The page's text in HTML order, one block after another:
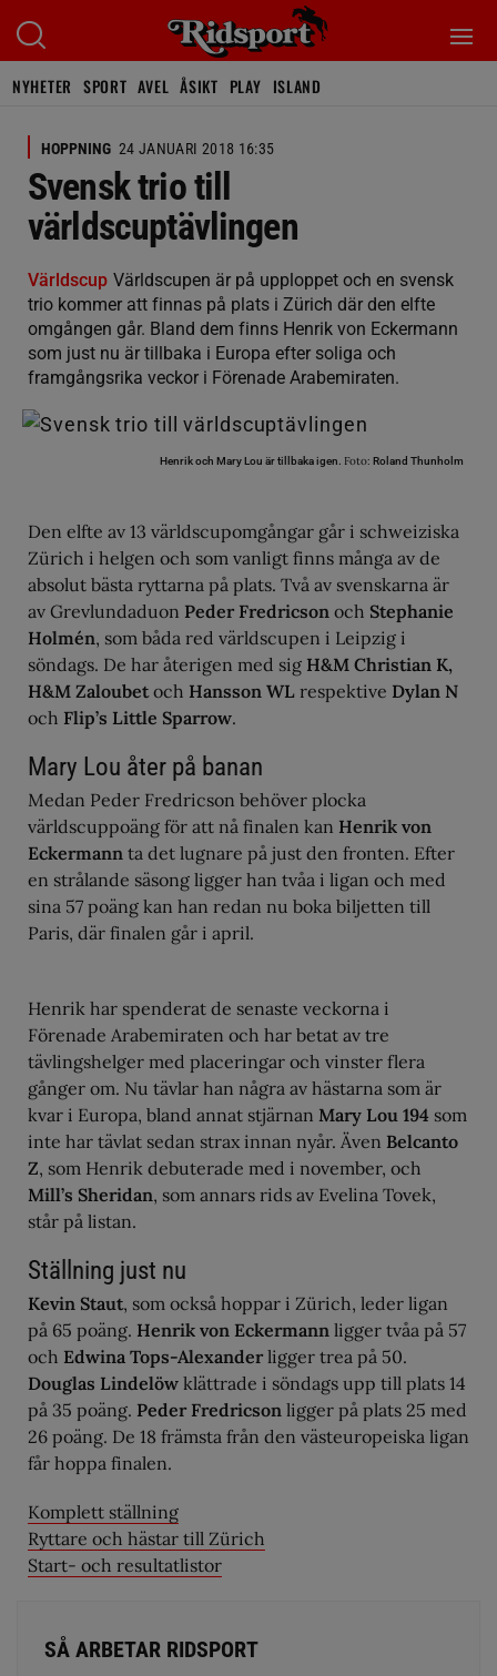
NYHETER SPORT AVEL ÅSIKT PLAY ISLAND
HOPPNING 24 JANUARI 2018 16:35
Svensk trio till
världscuptävlingen
Världscup Världscupen är på upploppet och en svensk
trio kommer att finnas på plats i Zürich där den elfte
omgången går. Bland dem finns Henrik von Eckermann
som just nu är tillbaka i Europa efter soliga och
framgångsrika veckor i Förenade Arabemiraten.
Henrik och Mary Lou är tillbaka igen. Foto: Roland Thunholm
Den elfte av 13 världscupomgångar går i schweiziska
Zürich i helgen och som vanligt finns många av de
absolut bästa ryttarna på plats. Två av svenskarna är
av Grevlundaduon Peder Fredricson och Stephanie
Holmén, som båda red världscupen i Leipzig i
söndags. De har återigen med sig H&M Christian K,
H&M Zaloubetoch Hansson WL respektive Dylan N
och Flip’s Little Sparrow.
Mary Lou åter på banan
Medan Peder Fredricson behöver plocka
världscuppoäng för att nå finalen kan Henrik von
Eckermann ta det lugnare på just den fronten. Efter
en strålande säsong ligger han tvåa i ligan och med
sina 57 poäng kan han redan nu boka biljetten till
Paris, där finalen går i april.
Henrik har spenderat de senaste veckorna i
Förenade Arabemiraten och har betat av tre
tävlingshelger med placeringar och vinster flera
gånger om. Nu tävlar han några av hästarna som är
kvar i Europa, bland annat stjärnan Mary Lou 194 som
inte har tävlat sedan strax innan nyår. Även Belcanto
Z, som Henrik debuterade med i november, och
Mill’s Sheridan, som annars rids av Evelina Tovek,
står på listan.
Ställning just nu
Kevin Staut, som också hoppar i Zürich, leder ligan
på 65 poäng. Henrik von Eckermann ligger tvåa på 57
och Edwina Tops-Alexander ligger trea på 50.
Douglas Lindelöw klättrade i söndags upp till plats 14
på 35 poäng. Peder Fredricson ligger på plats 25 med
26 poäng. De 18 främsta från den västeuropeiska ligan
får hoppa finalen.
Komplett ställning
Ryttare och hästar till Zürich
Start- och resultatlistor
SÅ ARBETAR RIDSPORT